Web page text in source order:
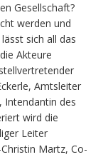
Gesellschaft?
werden und
sich all das
Akteure
Amtsleiter
Intendantin des
wird die
Leiter
Martz, Co-